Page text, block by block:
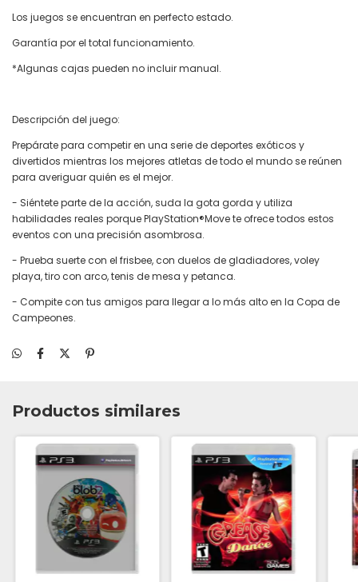
Los juegos se encuentran en perfecto estado.
Garantía por el total funcionamiento.
*Algunas cajas pueden no incluir manual.
Descripción del juego:
Prepárate para competir en una serie de deportes exóticos y
divertidos mientras los mejores atletas de todo el mundo se reúnen
para averiguar quién es el mejor.
- Siéntete parte de la acción, suda la gota gorda y utiliza
habilidades reales porque PlayStation®Move te ofrece todos estos
eventos con una precisión asombrosa.
- Prueba suerte con el frisbee, con duelos de gladiadores, voley
playa, tiro con arco, tenis de mesa y petanca.
- Compite con tus amigos para llegar a lo más alto en la Copa de
Campeones.
Productos similares